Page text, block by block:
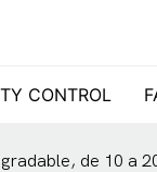
CONTROL
de 10 a